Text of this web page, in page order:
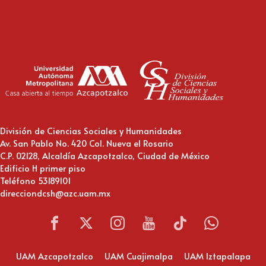
División de Ciencias Sociales y Humanidades
Av. San Pablo No. 420 Col. Nueva el Rosario
C.P. 02128, Alcaldía Azcapotzalco, Ciudad de México
Edificio H primer piso
Teléfono 53189101
direcciondcsh@azc.uam.mx
UAM Azcapotzalco UAM Cuajimalpa UAM Iztapalapa